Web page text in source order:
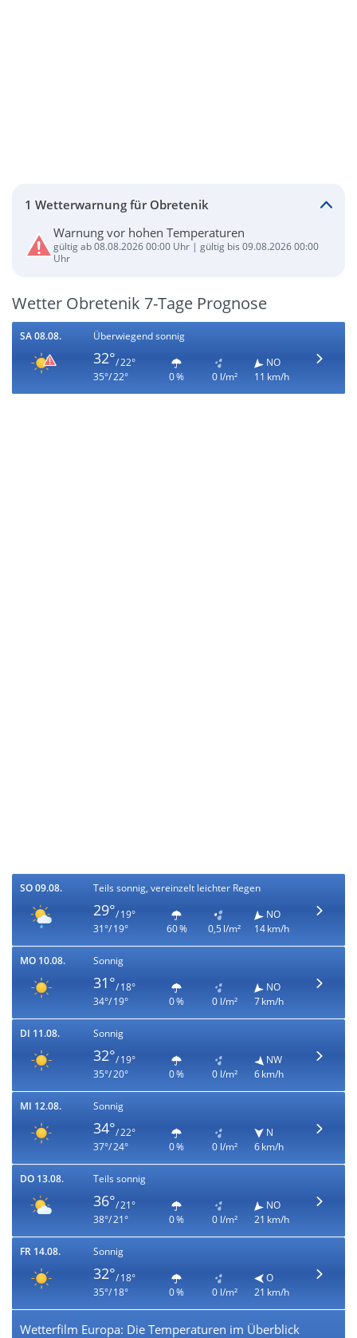
1 Wetterwarnung für Obretenik
Warnung vor hohen Temperaturen
gültig ab 08.08.2026 00:00 Uhr | gültig bis 09.08.2026 00:00
Uhr
Wetter Obretenik 7-Tage Prognose
SA 08.08. Überwiegend sonnig
32°/ 22°
35°/ 22°
0 % 0 l/m²
NO
11 km/h
SO 09.08. Teils sonnig, vereinzelt leichter Regen
29°/ 19°
31°/ 19°
60 % 0,5 l/m²
NO
14 km/h
MO 10.08. Sonnig
31°/ 18°
34°/ 19°
0 % 0 l/m²
NO
7 km/h
DI 11.08. Sonnig
32°/ 19°
35°/ 20°
0 % 0 l/m²
NW
6 km/h
MI 12.08. Sonnig
34°/ 22°
37°/ 24°
0 % 0 l/m²
N
6 km/h
DO 13.08. Teils sonnig
36°/ 21°
38°/ 21°
0 % 0 l/m²
NO
21 km/h
FR 14.08. Sonnig
32°/ 18°
35°/ 18°
0 % 0 l/m²
O
21 km/h
Wetterfilm Europa: Die Temperaturen im Überblick